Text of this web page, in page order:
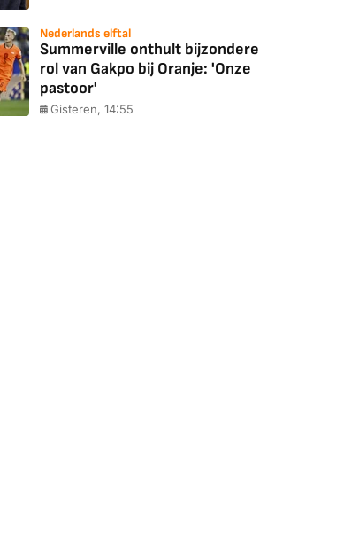
Nederlands elftal
Summerville onthult bijzondere
rol van Gakpo bij Oranje: 'Onze
pastoor'
Gisteren, 14:55